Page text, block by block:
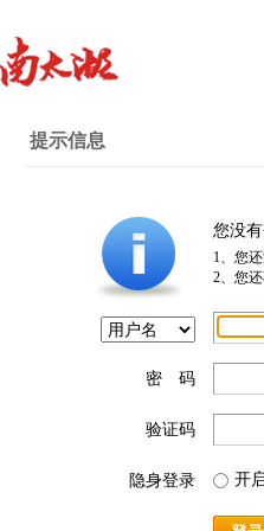
提示信息
您没
1、您
2、您
密 码
验证码
隐身登录 开